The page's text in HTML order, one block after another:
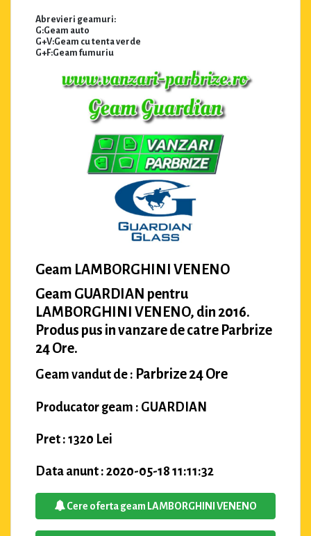
Abrevieri geamuri:
G:Geam auto
G+V:Geam cu tenta verde
G+F:Geam fumuriu
Geam LAMBORGHINI VENENO
Geam GUARDIAN pentru
LAMBORGHINI VENENO, din 2016.
Produs pus in vanzare de catre Parbrize
24 Ore.
Geam vandut de : Parbrize 24 Ore
Producator geam : GUARDIAN
Pret : 1320 Lei
Data anunt : 2020-05-18 11:11:32
Cere oferta geam LAMBORGHINI VENENO